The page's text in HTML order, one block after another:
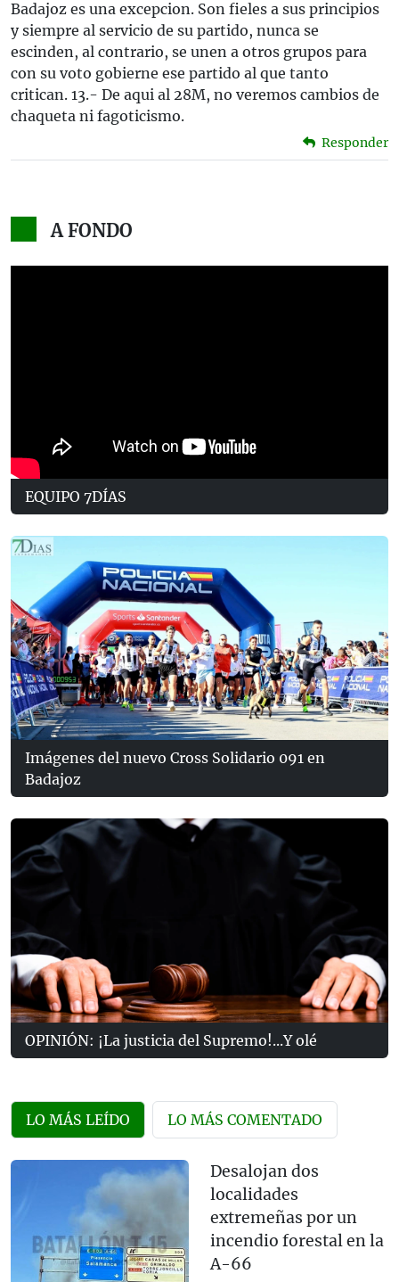
Badajoz es una excepcion. Son fieles a sus principios
y siempre al servicio de su partido, nunca se
escinden, al contrario, se unen a otros grupos para
con su voto gobierne ese partido al que tanto
critican. 13.- De aqui al 28M, no veremos cambios de
chaqueta ni fagoticismo.
Responder
A FONDO
EQUIPO 7DÍAS
Imágenes del nuevo Cross Solidario 091 en
Badajoz
OPINIÓN: ¡La justicia del Supremo!...Y olé
LO MÁS LEÍDO LO MÁS COMENTADO
Desalojan dos
localidades
extremeñas por un
incendio forestal en la
A-66